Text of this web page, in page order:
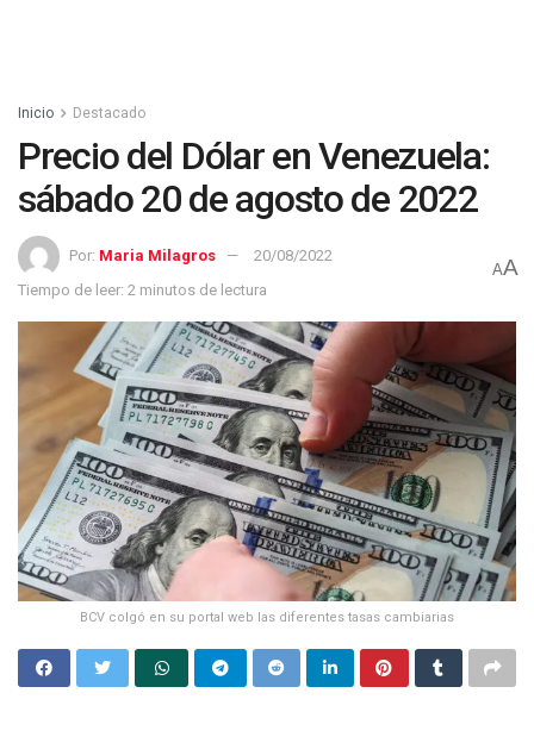
Inicio Destacado
Precio del Dólar en Venezuela:
sábado 20 de agosto de 2022
Por: Maria Milagros
20/08/2022
Tiempo de leer: 2 minutos de lectura
AA
BCV colgó en su portal web las diferentes tasas cambiarias